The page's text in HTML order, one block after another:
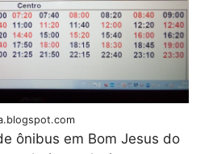
ônibus em Bom Jesus do